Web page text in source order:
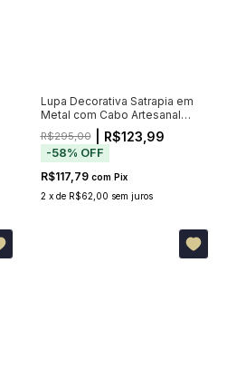
Lupa Decorativa Satrapia em
Metal com Cabo Artesanal
R$295,00| R$123,99
-58% OFF
R$117,79 com Pix
2 x de R$62,00 sem juros